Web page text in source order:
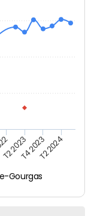
Gourgas
T2 2023T4 2023T2 2024